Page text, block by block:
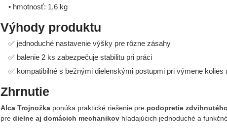
• hmotnosť: 1,6 kg
Výhody produktu
✅ jednoduché nastavenie výšky pre rôzne zásahy
✅ balenie 2 ks zabezpečuje stabilitu pri práci
✅ kompatibilné s bežnými dielenskými postupmi pri výmene kolies
Zhrnutie
Alca Trojnožkaponúka praktické riešenie pre podopretie
pre dielne aj domácich mechanikovhľadajúcich jednoduché a